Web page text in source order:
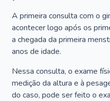
A primeira consulta com o
acontecer logo após os
a chegada da primeira
anos de idade.
Nessa consulta, o exame
medição da altura e à
do caso, pode ser feito o